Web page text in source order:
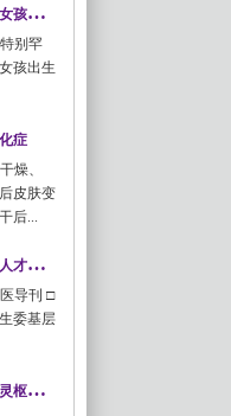
罕
见！三岁小女孩脱发脱眉为那般？
别罕
孩出生
症
燥、
皮肤变
后...
【
家医签约】人才不足，卫生院长也犯难！
导刊 □
委基层
【
学习内经】灵枢篇：一至十一篇